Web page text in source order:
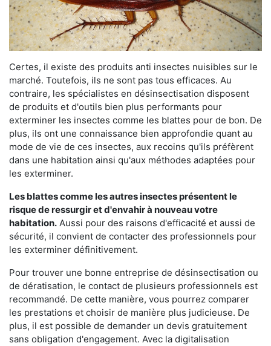
Certes, il existe des produits anti insectes nuisibles sur le
marché. Toutefois, ils ne sont pas tous efficaces. Au
contraire, les spécialistes en désinsectisation disposent
de produits et d'outils bien plus performants pour
exterminer les insectes comme les blattes pour de bon. De
plus, ils ont une connaissance bien approfondie quant au
mode de vie de ces insectes, aux recoins qu'ils préfèrent
dans une habitation ainsi qu'aux méthodes adaptées pour
les exterminer.
Les blattes comme les autres insectes présentent le
risque de ressurgir et d'envahir à nouveau votre
habitation. Aussi pour des raisons d'efficacité et aussi de
sécurité, il convient de contacter des professionnels pour
les exterminer définitivement.
Pour trouver une bonne entreprise de désinsectisation ou
de dératisation, le contact de plusieurs professionnels est
recommandé. De cette manière, vous pourrez comparer
les prestations et choisir de manière plus judicieuse. De
plus, il est possible de demander un devis gratuitement
sans obligation d'engagement. Avec la digitalisation